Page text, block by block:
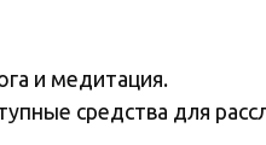
и медитация.
средства для